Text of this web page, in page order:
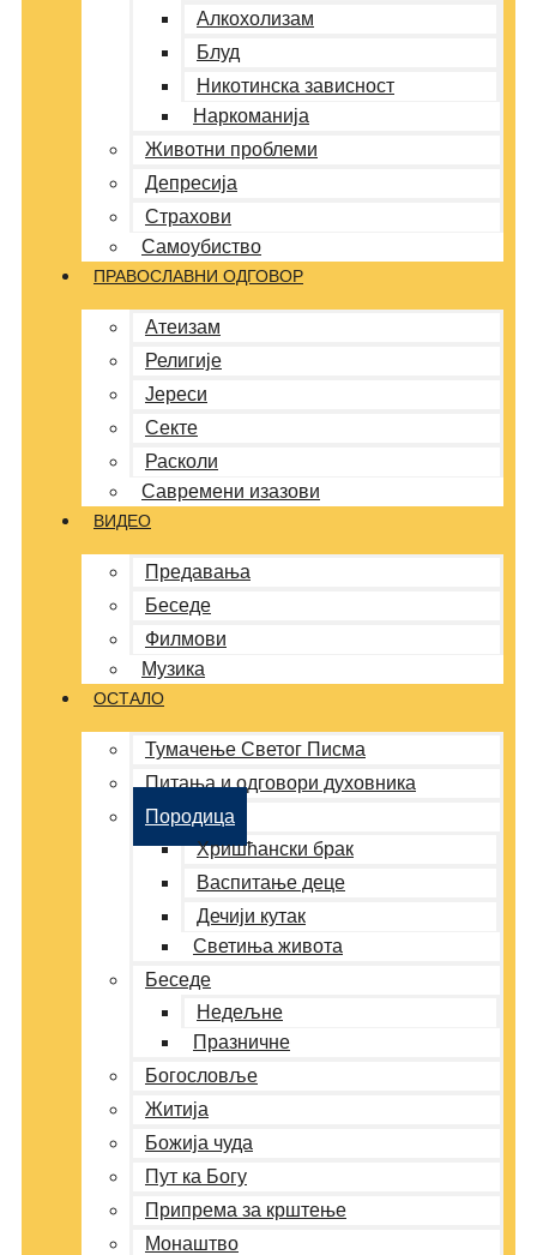
Алкохолизам
Блуд
Никотинска зависност
Наркоманија
Животни проблеми
Депресија
Страхови
Самоубиство
ПРАВОСЛАВНИ ОДГОВОР
Атеизам
Религије
Јереси
Секте
Расколи
Савремени изазови
ВИДЕО
Предавања
Беседе
Филмови
Музика
ОСТАЛО
Тумачење Светог Писма
Питања и одговори духовника
Породица
Хришћански брак
Васпитање деце
Дечији кутак
Светиња живота
Беседе
Недељне
Празничне
Богословље
Житија
Божија чуда
Пут ка Богу
Припрема за крштење
Монаштво